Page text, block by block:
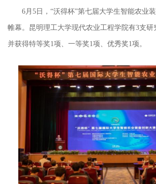
6月5日，“沃得杯”第七届大学生智能农业
帷幕。昆明理工大学现代农业工程学院有3支研
并获得特等奖1项、一等奖1项、优秀奖1项。